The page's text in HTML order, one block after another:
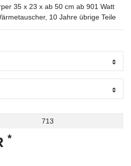
35 x 23 x ab 50 cm ab 901 Watt
10 Jahre übrige Teile
713
*